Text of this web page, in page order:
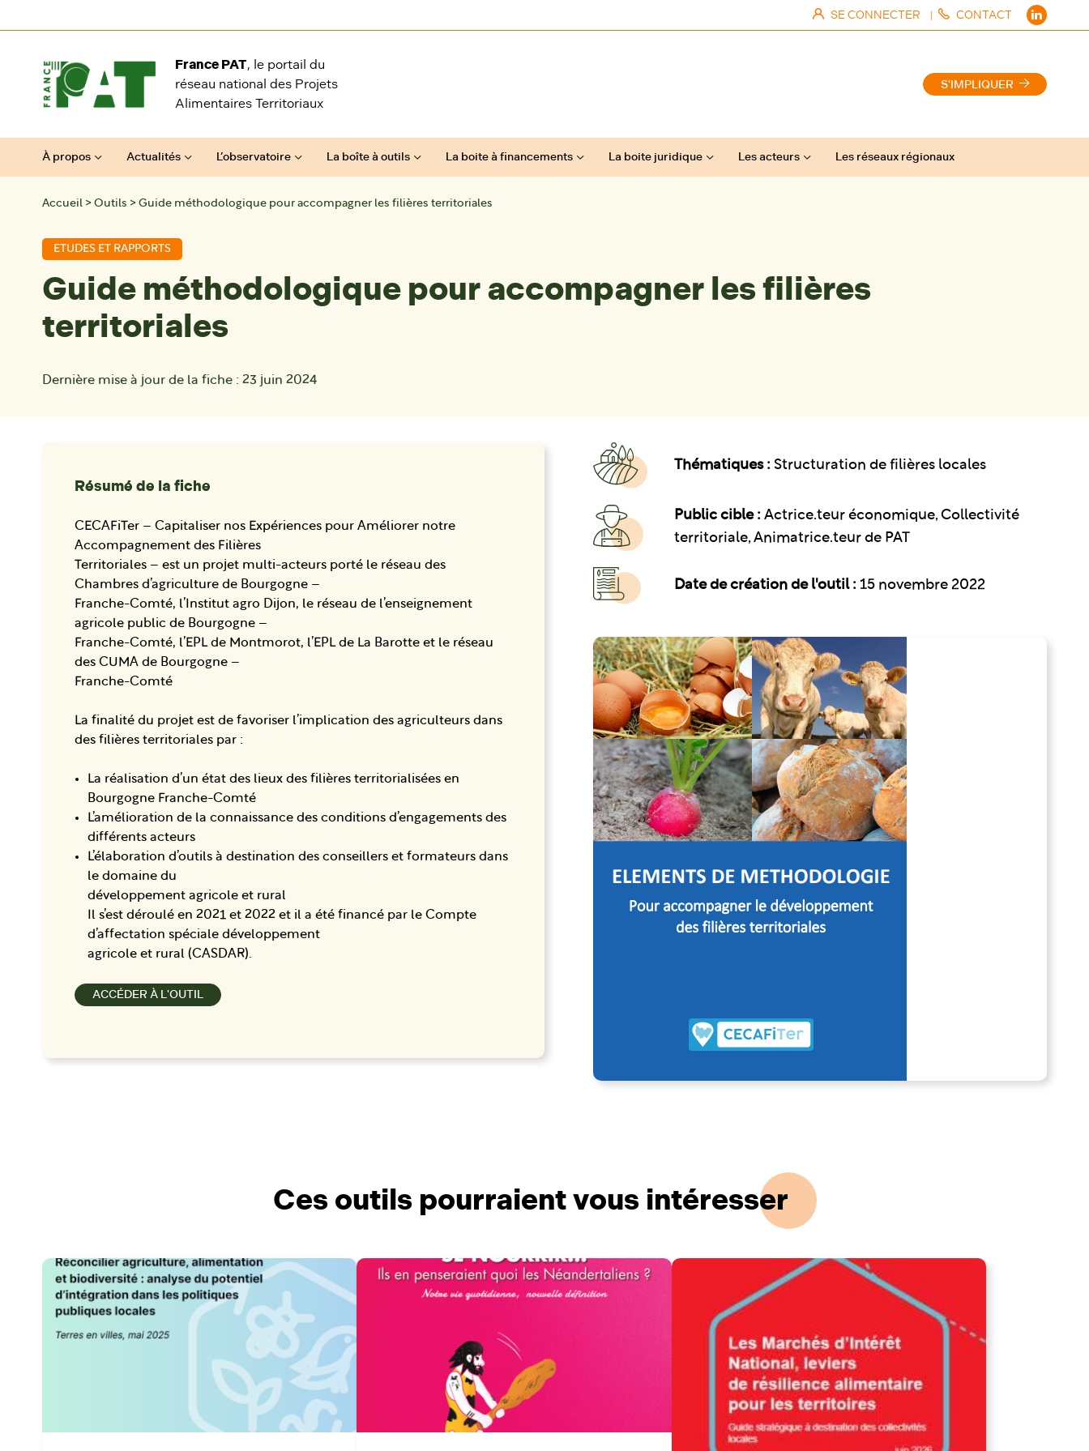
SE CONNECTER | CONTACT
France PAT, le portail du
réseau national des Projets
Alimentaires Territoriaux
S'IMPLIQUER
À propos Actualités L’observatoire La boîte à outils La boite à financements La boite juridique Les acteurs Les réseaux régionaux
Accueil > Outils > Guide méthodologique pour accompagner les filières territoriales
ETUDES ET RAPPORTS
Guide méthodologique pour accompagner les filières
territoriales
Dernière mise à jour de la fiche : 23 juin 2024
Résumé de la fiche
CECAFiTer – Capitaliser nos Expériences pour Améliorer notre
Accompagnement des Filières
Territoriales – est un projet multi-acteurs porté le réseau des
Chambres d’agriculture de Bourgogne –
Franche-Comté, l’Institut agro Dijon, le réseau de l’enseignement
agricole public de Bourgogne –
Franche-Comté, l’EPL de Montmorot, l’EPL de La Barotte et le réseau
des CUMA de Bourgogne –
Franche-Comté
La finalité du projet est de favoriser l’implication des agriculteurs dans
des filières territoriales par :
La réalisation d’un état des lieux des filières territorialisées en
Bourgogne Franche-Comté
L’amélioration de la connaissance des conditions d’engagements des
différents acteurs
L’élaboration d’outils à destination des conseillers et formateurs dans
le domaine du
développement agricole et rural
Il s’est déroulé en 2021 et 2022 et il a été financé par le Compte
d’affectation spéciale développement
agricole et rural (CASDAR).
ACCÉDER À L'OUTIL
Thématiques : Structuration de filières locales
Public cible : Actrice.teur économique, Collectivité
territoriale, Animatrice.teur de PAT
Date de création de l'outil : 15 novembre 2022
Ces outils pourraient vous intéresser